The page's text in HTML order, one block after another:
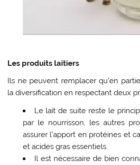
Les produits laitiers
Ils ne peuvent remplacer qu’en
la diversification en respectant deux
Le lait de suite reste le
par le nourrisson, les autres
assurer l’apport en protéines et
et acides gras essentiels.
Il est nécessaire de bien